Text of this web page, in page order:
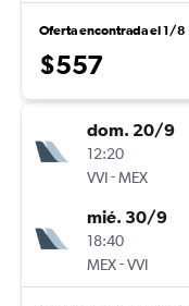
Oferta encontrada el 1/8
$557
dom. 20/9
12:20
VVI-MEX
mié. 30/9
18:40
MEX-VVI